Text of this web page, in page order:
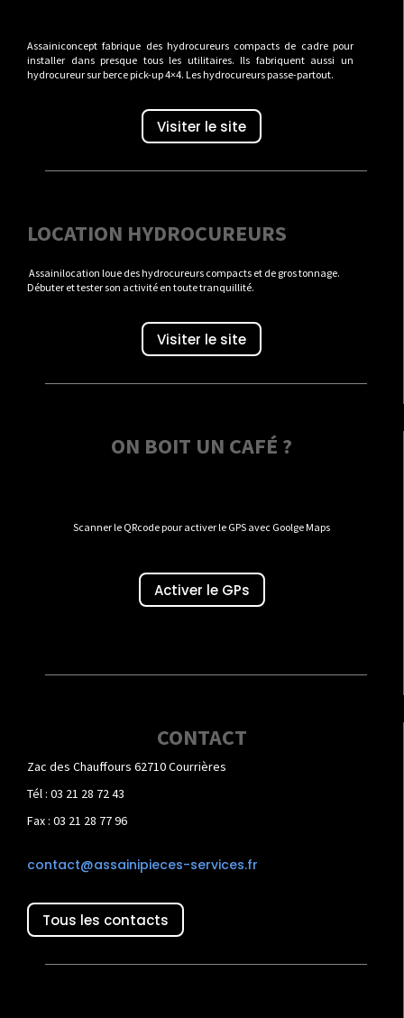
Assainiconcept fabrique des hydrocureurs compacts de cadre pour
installer dans presque tous les utilitaires. Ils fabriquent aussi un
hydrocureur sur berce pick-up 4×4. Les hydrocureurs passe-partout.
Visiter le site
LOCATION HYDROCUREURS
Assainilocation loue des hydrocureurs compacts et de gros tonnage.
Débuter et tester son activité en toute tranquillité.
Visiter le site
ON BOIT UN CAFÉ ?
Scanner le QRcode pour activer le GPS avec Goolge Maps
Activer le GPs
CONTACT
Zac des Chauffours 62710 Courrières
Tél : 03 21 28 72 43
Fax : 03 21 28 77 96
contact@assainipieces-services.fr
Tous les contacts